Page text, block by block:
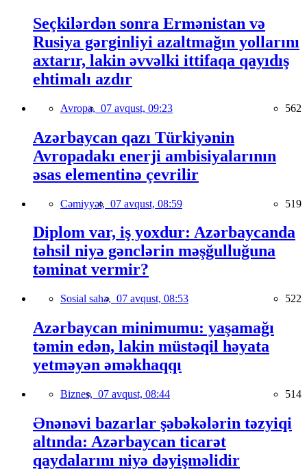
Seçkilərdən sonra Ermənistan və
Rusiya gərginliyi azaltmağın yollarını
axtarır, lakin əvvəlki ittifaqa qayıdış
ehtimalı azdır
Avropa, 07 avqust, 09:23 562
Azərbaycan qazı Türkiyənin
Avropadakı enerji ambisiyalarının
əsas elementinə çevrilir
Cəmiyyət, 07 avqust, 08:59 519
Diplom var, iş yoxdur: Azərbaycanda
təhsil niyə gənclərin məşğulluğuna
təminat vermir?
Sosial sahə, 07 avqust, 08:53 522
Azərbaycan minimumu: yaşamağı
təmin edən, lakin müstəqil həyata
yetməyən əməkhaqqı
Biznes, 07 avqust, 08:44 514
Ənənəvi bazarlar şəbəkələrin təzyiqi
altında: Azərbaycan ticarət
qaydalarını niyə dəyişməlidir